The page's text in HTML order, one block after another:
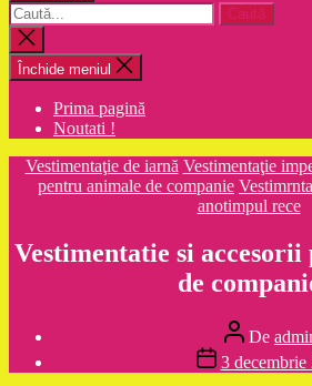
Caută
după:
Închide
căutarea
Închide meniul
Prima pagină
Noutati !
Categorii
Vestimentaţie de iarnă Vestimentaţie
pentru animale de companie
anotimpul rece
Vestimentatie si
de
Autor
articol
De
Dată
articol
3 decembrie